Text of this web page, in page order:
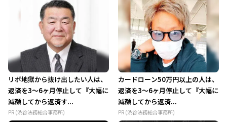
リボ地獄から抜け出したい人は、
返済を3～6ヶ月停止して『大幅に
減額してから返済す...
PR (渋谷法務総合事務所)
カードローン50万円以上の人は、
返済を3～6ヶ月停止して『大幅に
減額してから返済...
PR (渋谷法務総合事務所)